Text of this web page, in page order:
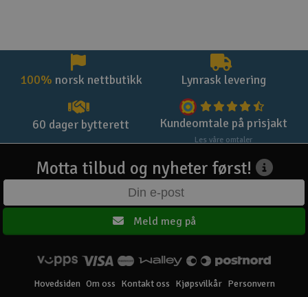
100% norsk nettbutikk Lynrask levering
60 dager bytterett Kundeomtale på prisjakt
Les våre omtaler
Motta tilbud og nyheter først!
Meld meg på
Hovedsiden Om oss Kontakt oss Kjøpsvilkår Personvern